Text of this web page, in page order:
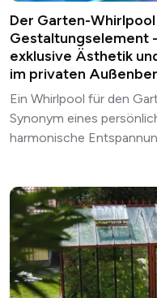
Der Garten-
Gestaltungselement
exklusive Ästhetik
im privaten
Ein Whirlpool für den
Synonym eines
harmonische